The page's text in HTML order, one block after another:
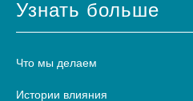
Узнать больше
Что мы делаем
Истории влияния